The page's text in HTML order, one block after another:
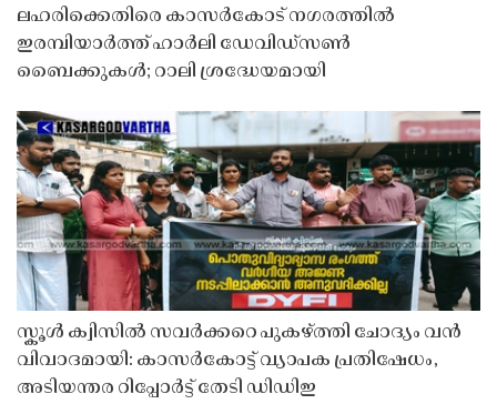
ലഹരിക്കെതിരെ കാസർകോട് നഗരത്തിൽ
ഇരമ്പിയാർത്ത് ഹാർലി ഡേവിഡ്‌സൺ
ബൈക്കുകൾ; റാലി ശ്രദ്ധേയമായി
സ്കൂൾ ക്വിസിൽ സവർക്കറെ പുകഴ്ത്തി ചോദ്യം വൻ
വിവാദമായി: കാസർകോട്ട് വ്യാപക പ്രതിഷേധം,
അടിയന്തര റിപ്പോർട്ട് തേടി ഡിഡിഇ